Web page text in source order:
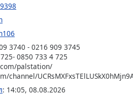
3740 - 0216 909 3745
0850 733 4 725
palstation/
channel/
: 14:05, 08.08.2026